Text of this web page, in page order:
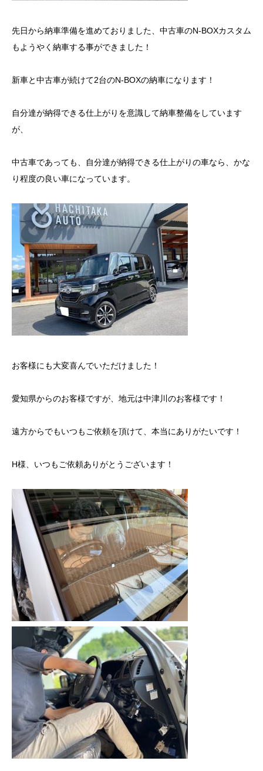
先日から納車準備を進めておりました、中古車のN-BOXカスタム
もようやく納車する事ができました！
新車と中古車が続けて2台のN-BOXの納車になります！
自分達が納得できる仕上がりを意識して納車整備をしています
が、
中古車であっても、自分達が納得できる仕上がりの車なら、かな
り程度の良い車になっています。
お客様にも大変喜んでいただけました！
愛知県からのお客様ですが、地元は中津川のお客様です！
遠方からでもいつもご依頼を頂けて、本当にありがたいです！
H様、いつもご依頼ありがとうございます！